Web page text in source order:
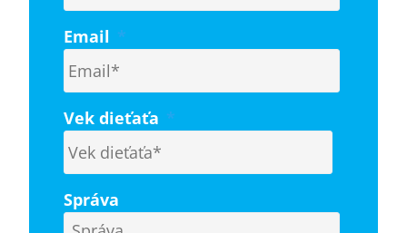
Email *
Vek dieťaťa *
Správa